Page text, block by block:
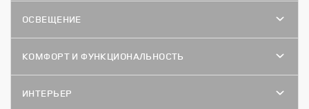
ОСВЕЩЕНИЕ
КОМФОРТ И ФУНКЦИОНАЛЬНОСТЬ
ИНТЕРЬЕР